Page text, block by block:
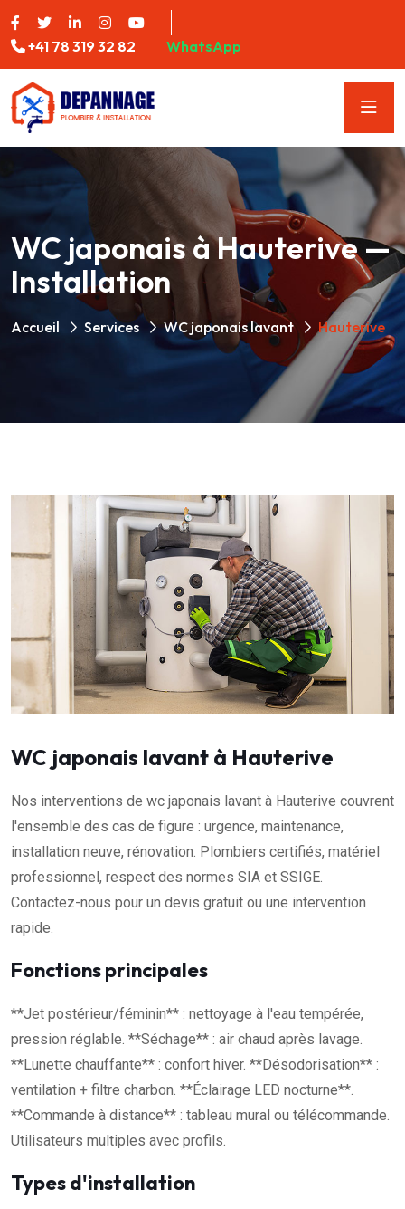
+41 78 319 32 82 WhatsApp
WC japonais à Hauterive —
Installation
Accueil Services WC japonais lavant Hauterive
WC japonais lavant à Hauterive
Nos interventions de wc japonais lavant à Hauterive couvrent
l'ensemble des cas de figure : urgence, maintenance,
installation neuve, rénovation. Plombiers certifiés, matériel
professionnel, respect des normes SIA et SSIGE.
Contactez-nous pour un devis gratuit ou une intervention
rapide.
Fonctions principales
**Jet postérieur/féminin** : nettoyage à l'eau tempérée,
pression réglable. **Séchage** : air chaud après lavage.
**Lunette chauffante** : confort hiver. **Désodorisation** :
ventilation + filtre charbon. **Éclairage LED nocturne**.
**Commande à distance** : tableau mural ou télécommande.
Utilisateurs multiples avec profils.
Types d'installation